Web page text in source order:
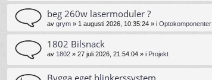
beg 260w lasermoduler ?
av grym » 1 augusti 2026, 10:35:24 » i Optokomponenter
1802 Bilsnack
av 1802 » 27 juli 2026, 21:54:04 » i Projekt